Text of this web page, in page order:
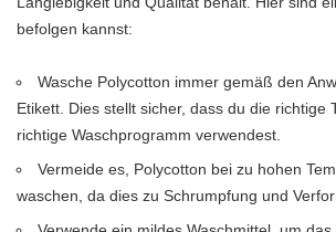
befolgen kannst:
Wasche Polycotton immer gemäß den
Etikett. Dies stellt sicher, dass du die richtige
richtige Waschprogramm verwendest.
Vermeide es, Polycotton bei zu hohen
waschen, da dies zu Schrumpfung und